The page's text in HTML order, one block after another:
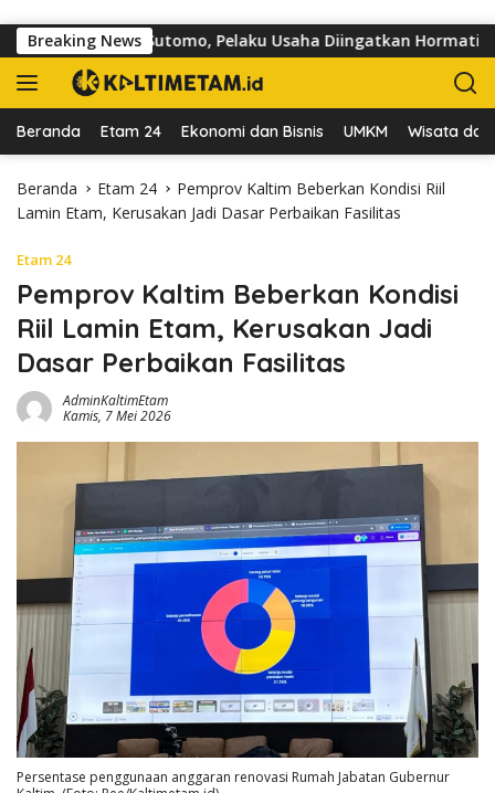
Breaking News
Jalan dr Sutomo, Pelaku Usaha Diingatkan Hormati Hak
Beranda Etam 24 Ekonomi dan Bisnis UMKM Wisata dan
Beranda Etam 24
Pemprov Kaltim Beberkan Kondisi Riil
Lamin Etam, Kerusakan Jadi Dasar Perbaikan Fasilitas
Etam 24
Pemprov Kaltim Beberkan Kondisi
Riil Lamin Etam, Kerusakan Jadi
Dasar Perbaikan Fasilitas
AdminKaltimEtam
Kamis, 7 Mei 2026
Persentase penggunaan anggaran renovasi Rumah Jabatan Gubernur